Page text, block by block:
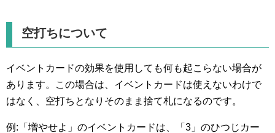
空打ちについて
イベントカードの効果を使用しても何も起こらない場合が
あります。この場合は、イベントカードは使えないわけで
はなく、空打ちとなりそのまま捨て札になるのです。
例:「増やせよ」のイベントカードは、「3」のひつじカー